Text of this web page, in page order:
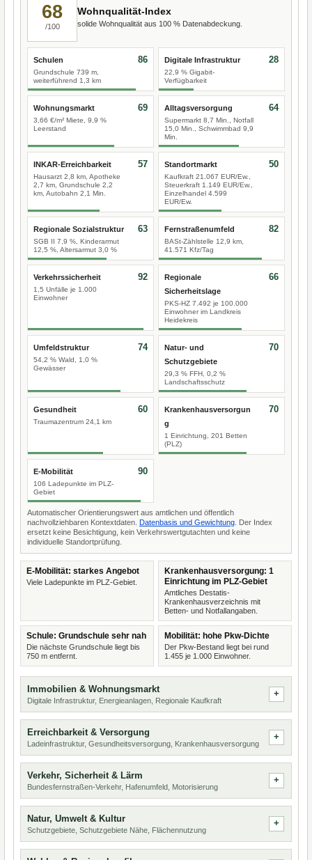
68
/100
Wohnqualität-Index
solide Wohnqualität aus 100 % Datenabdeckung.
Schulen
Grundschule 739 m,
weiterführend 1,3 km
86 Digitale Infrastruktur
22,9 % Gigabit-
Verfügbarkeit
28
Wohnungsmarkt
3,66 €/m² Miete, 9,9 %
Leerstand
69 Alltagsversorgung
Supermarkt 8,7 Min., Notfall
15,0 Min., Schwimmbad 9,9
Min.
64
INKAR-Erreichbarkeit
Hausarzt 2,8 km, Apotheke
2,7 km, Grundschule 2,2
km, Autobahn 2,1 Min.
57 Standortmarkt
Kaufkraft 21.067 EUR/Ew.,
Steuerkraft 1.149 EUR/Ew.,
Einzelhandel 4.599
EUR/Ew.
50
Regionale Sozialstruktur
SGB II 7,9 %, Kinderarmut
12,5 %, Altersarmut 3,0 %
63 Fernstraßenumfeld
BASt-Zählstelle 12,9 km,
41.571 Kfz/Tag
82
Verkehrssicherheit
1,5 Unfälle je 1.000
Einwohner
92
Regionale
Sicherheitslage
PKS-HZ 7.492 je 100.000
Einwohner im Landkreis
Heidekreis
66
Umfeldstruktur
54,2 % Wald, 1,0 %
Gewässer
74
Natur- und
Schutzgebiete
29,3 % FFH, 0,2 %
Landschaftsschutz
70
Gesundheit
Traumazentrum 24,1 km
60
Krankenhausversorgun
g
1 Einrichtung, 201 Betten
(PLZ)
70
E-Mobilität
106 Ladepunkte im PLZ-
Gebiet
90
Automatischer Orientierungswert aus amtlichen und öffentlich
nachvollziehbaren Kontextdaten. Datenbasis und Gewichtung . Der Index
ersetzt keine Besichtigung, kein Verkehrswertgutachten und keine
individuelle Standortprüfung.
E-Mobilität: starkes Angebot
Viele Ladepunkte im PLZ-Gebiet.
Krankenhausversorgung: 1
Einrichtung im PLZ-Gebiet
Amtliches Destatis-
Krankenhausverzeichnis mit
Betten- und Notfallangaben.
Schule: Grundschule sehr nah
Die nächste Grundschule liegt bis
750 m entfernt.
Mobilität: hohe Pkw-Dichte
Der Pkw-Bestand liegt bei rund
1.455 je 1.000 Einwohner.
Immobilien & Wohnungsmarkt
Digitale Infrastruktur, Energieanlagen, Regionale Kaufkraft
Erreichbarkeit & Versorgung
Ladeinfrastruktur, Gesundheitsversorgung, Krankenhausversorgung
Verkehr, Sicherheit & Lärm
Bundesfernstraßen-Verkehr, Hafenumfeld, Motorisierung
Natur, Umwelt & Kultur
Schutzgebiete, Schutzgebiete Nähe, Flächennutzung